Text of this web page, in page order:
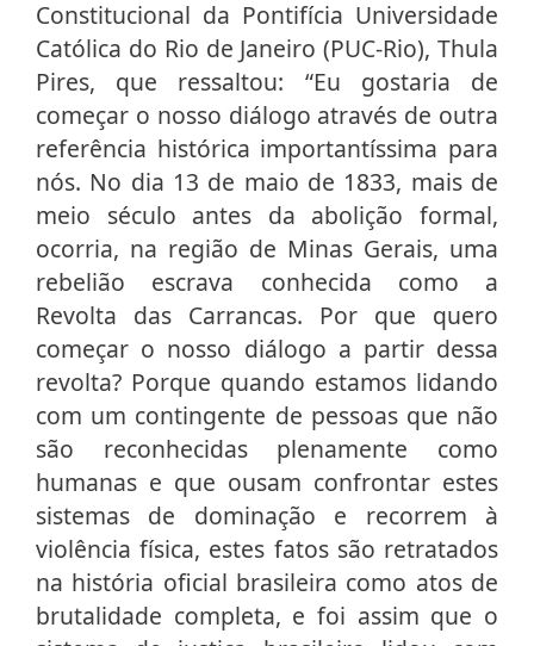
Constitucional da Pontifícia Universidade
Católica do Rio de Janeiro (PUC-Rio), Thula
Pires, que ressaltou: “Eu gostaria de
começar o nosso diálogo através de outra
referência histórica importantíssima para
nós. No dia 13 de maio de 1833, mais de
meio século antes da abolição formal,
ocorria, na região de Minas Gerais, uma
rebelião escrava conhecida como a
Revolta das Carrancas. Por que quero
começar o nosso diálogo a partir dessa
revolta? Porque quando estamos lidando
com um contingente de pessoas que não
são reconhecidas plenamente como
humanas e que ousam confrontar estes
sistemas de dominação e recorrem à
violência física, estes fatos são retratados
na história oficial brasileira como atos de
brutalidade completa, e foi assim que o